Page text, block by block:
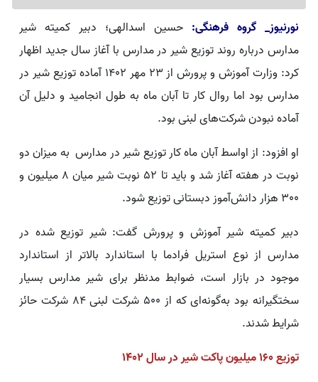
نورنیوز_ گروه فرهنگی: حسین اسدالهی؛ دبیر کمیته شیر
مدارس درباره روند توزیع شیر در مدارس با آغاز سال جدید اظهار
کرد: وزارت آموزش و پرورش از 23 مهر 1402 آماده توزیع شیر در
مدارس بود اما روال کار تا آبان ماه به طول انجامید و دلیل آن
آماده نبودن شرکت‌های لبنی بود.
او افزود: از اواسط آبان ماه کار توزیع شیر در مدارس به میزان دو
نوبت در هفته آغاز شد و باید تا 52 نوبت شیر میان 8 میلیون و
300 هزار دانش‌آموز دبستانی توزیع شود.
دبیر کمیته شیر آموزش و پرورش گفت: شیر توزیع شده در
مدارس از نوع استریل فرادما با استاندارد بالاتر از استاندارد
موجود در بازار است، ضوابط مدنظر برای شیر مدارس بسیار
سختگیرانه بود به‌گونه‌ای که از 500 شرکت لبنی 84 شرکت حائز
شرایط شدند.
توزیع 160 میلیون پاکت شیر در سال 1402